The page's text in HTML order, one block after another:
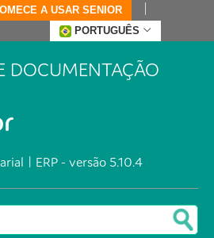
A USAR SENIOR
PORTUGUÊS
DOCUMENTAÇÃO
| ERP - versão 5.10.4